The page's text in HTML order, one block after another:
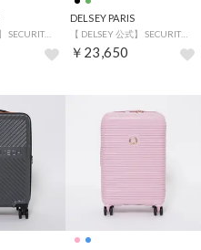
DELSEY PARIS
【 DELSEY 公式】 SECURITECH CITADEL スーツケース 機内持ち込み 34L 1～3泊 Sサイズ 拡張機能付 （BLACK）
￥23,650